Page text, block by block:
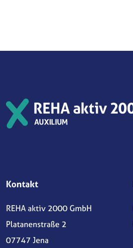
Kontakt
REHA aktiv 2000 GmbH
Platanenstraße 2
07747 Jena